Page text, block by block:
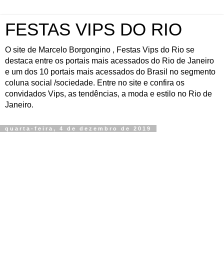
FESTAS VIPS DO RIO
O site de Marcelo Borgongino , Festas Vips do Rio se
destaca entre os portais mais acessados do Rio de Janeiro
e um dos 10 portais mais acessados do Brasil no segmento
coluna social /sociedade. Entre no site e confira os
convidados Vips, as tendências, a moda e estilo no Rio de
Janeiro.
quarta-feira, 4 de dezembro de 2019